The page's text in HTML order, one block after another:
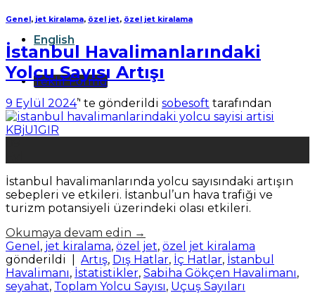
English
Teklif Formu
Genel , jet kiralama, özel jet, özel jet kiralama
İstanbul Havalimanlarındaki
Yolcu Sayısı Artışı
9 Eylül 2024’' te gönderildi sobesoft tarafından
İstanbul havalimanlarında yolcu sayısındaki artışın
sebepleri ve etkileri. İstanbul’un hava trafiği ve
turizm potansiyeli üzerindeki olası etkileri.
Okumaya devam edin →
Genel , jet kiralama, özel jet, özel jet kiralama
gönderildi
Artış, Dış Hatlar, İç Hatlar, İstanbul
Havalimanı, İstatistikler, Sabiha Gökçen Havalimanı,
seyahat, Toplam Yolcu Sayısı, Uçuş Sayıları